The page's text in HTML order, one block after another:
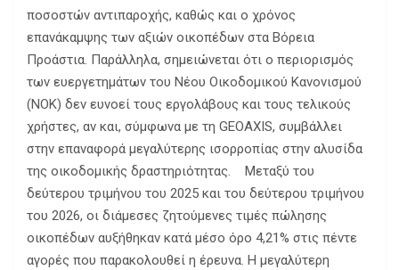
ποσοστών αντιπαροχής, καθώς και ο χρόνος
επανάκαμψης των αξιών οικοπέδων στα Βόρεια
Προάστια. Παράλληλα, σημειώνεται ότι ο περιορισμός
των ευεργετημάτων του Νέου Οικοδομικού Κανονισμού
(ΝΟΚ) δεν ευνοεί τους εργολάβους και τους τελικούς
χρήστες, αν και, σύμφωνα με τη GEOAXIS, συμβάλλει
στην επαναφορά μεγαλύτερης ισορροπίας στην αλυσίδα
της οικοδομικής δραστηριότητας. Μεταξύ του
δεύτερου τριμήνου του 2025 και του δεύτερου τριμήνου
του 2026, οι διάμεσες ζητούμενες τιμές πώλησης
οικοπέδων αυξήθηκαν κατά μέσο όρο 4,21% στις πέντε
αγορές που παρακολουθεί η έρευνα. Η μεγαλύτερη